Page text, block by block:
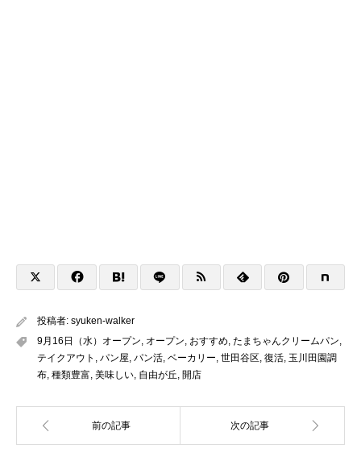
投稿者: syuken-walker
9月16日（水）オープン, オープン, おすすめ, たまちゃんクリームパン,
テイクアウト , パン屋, パン活, ベーカリー, 世田谷区, 復活, 玉川田園調
布, 種類豊富, 美味しい, 自由が丘, 開店